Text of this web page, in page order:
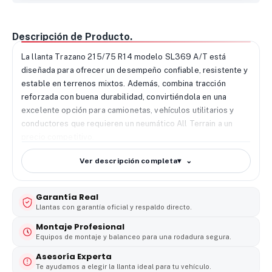
Descripción de Producto.
La llanta Trazano 215/75 R14 modelo SL369 A/T está
diseñada para ofrecer un desempeño confiable, resistente y
estable en terrenos mixtos. Además, combina tracción
reforzada con buena durabilidad, convirtiéndola en una
excelente opción para camionetas, vehículos utilitarios y
conductores que requieren un neumático All Terrain a un
🔧 Desempeño de la llanta Trazano 215/75 R14 SL369
A/T
tipo “All Terrain” que mejora el agarre en tierra, grava y
superficies irregulares. Como resultado, el vehículo
mantiene mayor estabilidad al enfrentar rutas rurales,
pendientes y caminos destapados. Además, sus bloques
reforzados aportan mejor tracción y permiten una
conducción más segura en condiciones exigentes.
Ver descripción completa▾
Garantía Real
Llantas con garantía oficial y respaldo directo.
Montaje Profesional
Equipos de montaje y balanceo para una rodadura segura.
Asesoría Experta
Te ayudamos a elegir la llanta ideal para tu vehículo.